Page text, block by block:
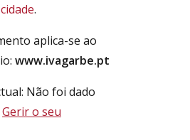
.
aplica-se ao
www.ivagarbe.pt
Não foi dado
Gerir o seu